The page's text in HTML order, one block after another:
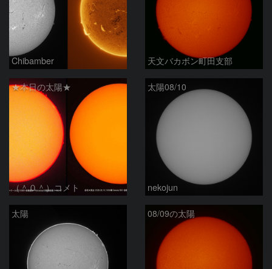
Chibamber 天文バカボン町田支部
★本日の太陽★
（＾０＾）コメト
太陽08/10
nekojun
太陽 08/09の太陽